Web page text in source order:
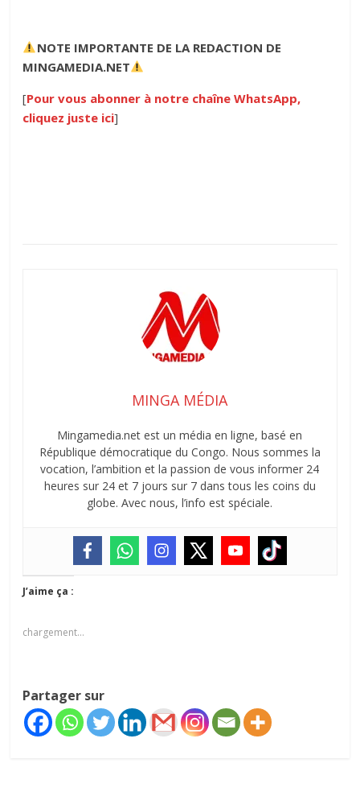
NOTE IMPORTANTE DE LA REDACTION DE
MINGAMEDIA.NET
[Pour vous abonner à notre chaîne WhatsApp,
cliquez juste ici]
MINGA MÉDIA
Mingamedia.net est un média en ligne, basé en
République démocratique du Congo. Nous sommes la
vocation, l’ambition et la passion de vous informer 24
heures sur 24 et 7 jours sur 7 dans tous les coins du
globe. Avec nous, l’info est spéciale.
J’aime ça :
chargement…
Partager sur